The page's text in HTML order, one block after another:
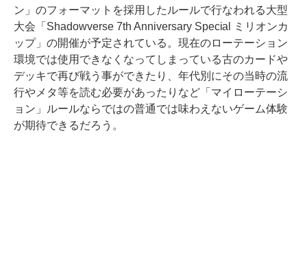
ン」のフォーマットを採用したルールで行なわれる大型
大会「Shadowverse 7th Anniversary Special ミリオンカ
ップ」の開催が予定されている。現在のローテーション
環境では使用できなくなってしまっている古のカードや
デッキで再び戦う事ができたり、年代別にその当時の流
行やメタ等を読む必要があったりなど「マイローテーシ
ョン」ルールならではの普通では味わえないゲーム体験
が期待できるだろう。